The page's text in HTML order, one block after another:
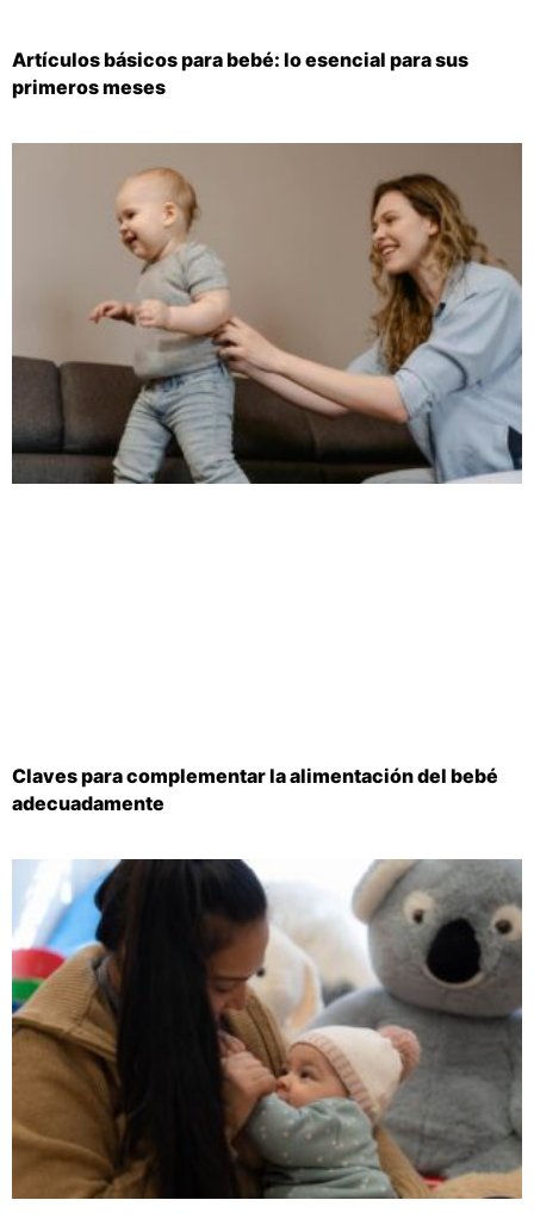
Artículos básicos para bebé: lo esencial para sus
primeros meses
Claves para complementar la alimentación del bebé
adecuadamente